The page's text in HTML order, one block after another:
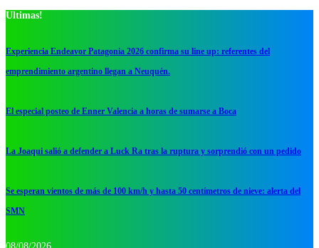
Ultimas!
Experiencia Endeavor Patagonia 2026 confirma su line up: referentes del
emprendimiento argentino llegan a Neuquén.
El especial posteo de Enner Valencia a horas de sumarse a Boca
La Joaqui salió a defender a Luck Ra tras la ruptura y sorprendió con un pedido
Se esperan vientos de más de 100 km/h y hasta 50 centímetros de nieve: alerta del
SMN